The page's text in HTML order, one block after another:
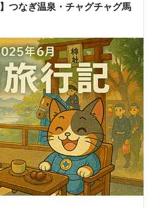
つなぎ温泉・チャグチャグ馬